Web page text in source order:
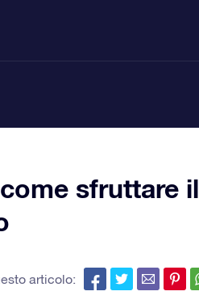
sfruttare il
articolo: